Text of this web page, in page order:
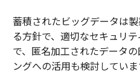
蓄積されたビッグデータは
る方針で、適切なセキュリ
で、匿名加工されたデータ
ングへの活用も検討していま